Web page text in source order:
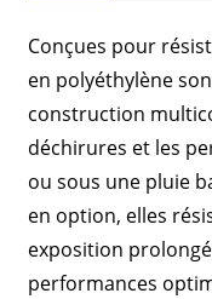
Conçues pour
en polyéthylène
construction
déchirures et les
ou sous une pluie
en option, elles
exposition
performances